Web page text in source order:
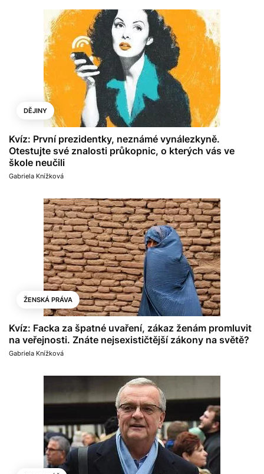
DĚJINY
Kvíz: První prezidentky, neznámé vynálezkyně.
Otestujte své znalosti průkopnic, o kterých vás ve
škole neučili
Gabriela Knížková
ŽENSKÁ PRÁVA
Kvíz: Facka za špatné uvaření, zákaz ženám promluvit
na veřejnosti. Znáte nejsexističtější zákony na světě?
Gabriela Knížková